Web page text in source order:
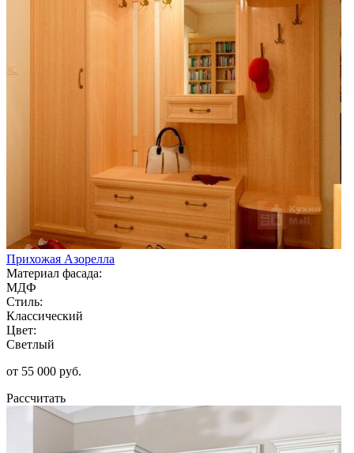
Прихожая Азорелла
Материал фасада:
МДФ
Стиль:
Классический
Цвет:
Светлый
от 55 000 руб.
Рассчитать